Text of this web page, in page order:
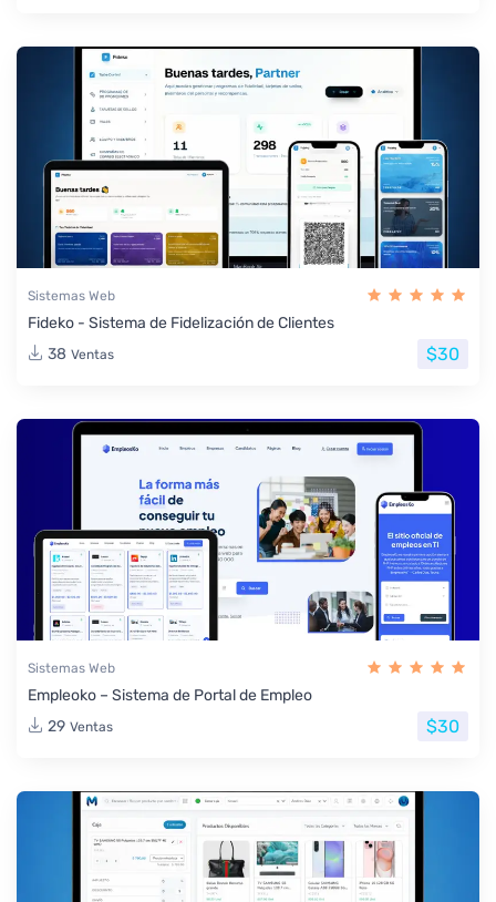
Sistemas Web
Fideko - Sistema de Fidelización de Clientes
38 Ventas $30
Sistemas Web
Empleoko – Sistema de Portal de Empleo
29 Ventas $30